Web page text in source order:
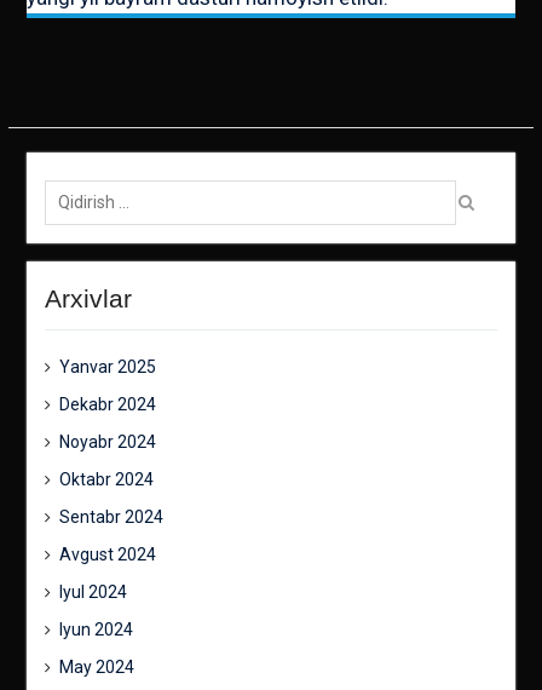
Qidirish:
Arxivlar
Yanvar 2025
Dekabr 2024
Noyabr 2024
Oktabr 2024
Sentabr 2024
Avgust 2024
Iyul 2024
Iyun 2024
May 2024